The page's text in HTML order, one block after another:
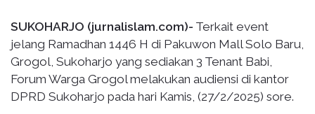
SUKOHARJO (jurnalislam.com)- Terkait event
jelang Ramadhan 1446 H di Pakuwon Mall Solo Baru,
Grogol, Sukoharjo yang sediakan 3 Tenant Babi,
Forum Warga Grogol melakukan audiensi di kantor
DPRD Sukoharjo pada hari Kamis, (27/2/2025) sore.